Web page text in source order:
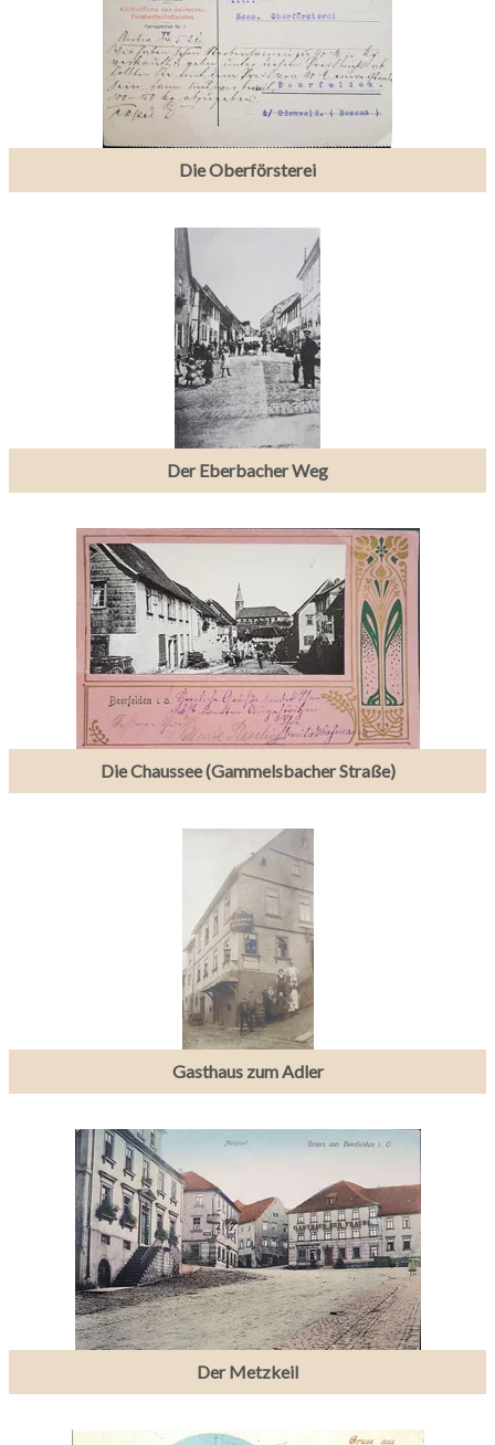
Die Oberförsterei
Der Eberbacher Weg
Die Chaussee (Gammelsbacher Straße)
Gasthaus zum Adler
Der Metzkeil